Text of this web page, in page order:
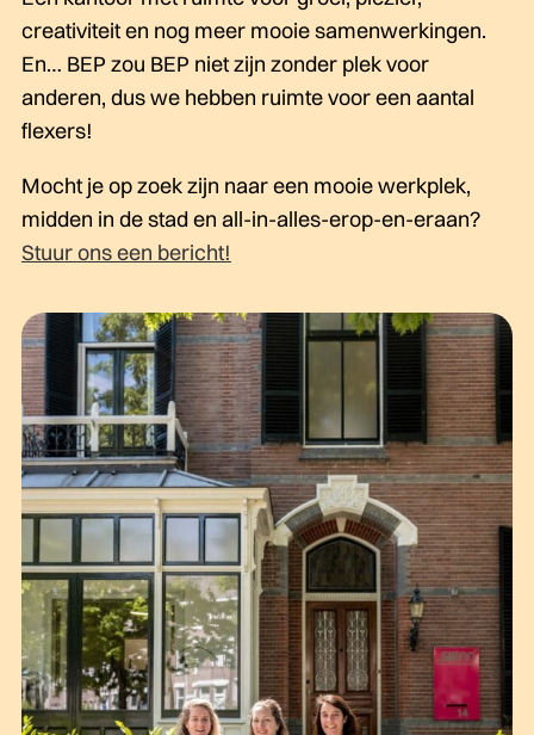
creativiteit en nog meer mooie samenwerkingen.
En… BEP zou BEP niet zijn zonder plek voor
anderen, dus we hebben ruimte voor een aantal
flexers!
Mocht je op zoek zijn naar een mooie werkplek,
midden in de stad en all-in-alles-erop-en-eraan?
Stuur ons een bericht!